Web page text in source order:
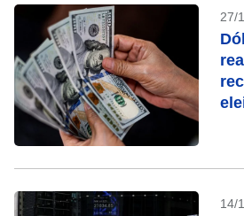
27/
14/